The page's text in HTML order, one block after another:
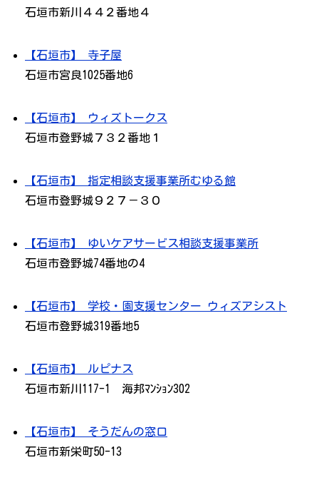
石垣市新川４４２番地４
【石垣市】 寺子屋
石垣市宮良1025番地6
【石垣市】 ウィズトークス
石垣市登野城７３２番地１
【石垣市】 指定相談支援事業所むゆる館
石垣市登野城９２７－３０
【石垣市】 ゆいケアサービス相談支援事業所
石垣市登野城74番地の4
【石垣市】 学校・園支援センター ウィズアシスト
石垣市登野城319番地5
【石垣市】 ルピナス
石垣市新川117-1 海邦ﾏﾝｼｮﾝ302
【石垣市】 そうだんの窓口
石垣市新栄町50-13